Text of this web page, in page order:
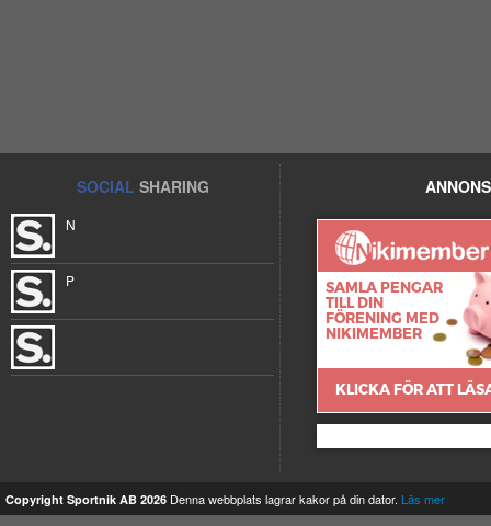
SOCIAL SHARING
N
P
Copyright Sportnik AB 2026 Denna webbplats lagrar kakor på din dator. Läs mer